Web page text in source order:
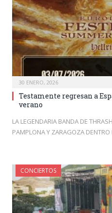
30 ENERO, 2026
Testamente regresan a
verano
LA LEGENDARIA BANDA DE
PAMPLONA Y ZARAGOZA
CONCIERTOS